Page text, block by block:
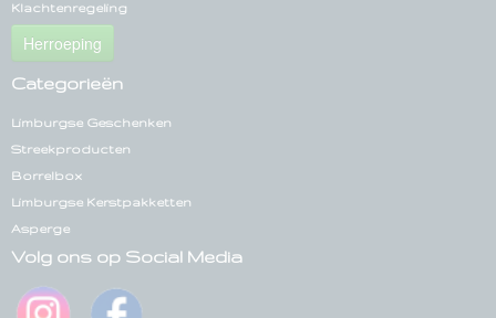
Klachtenregeling
Herroeping
Categorieën
Limburgse Geschenken
Streekproducten
Borrelbox
Limburgse Kerstpakketten
Asperge
Volg ons op Social Media